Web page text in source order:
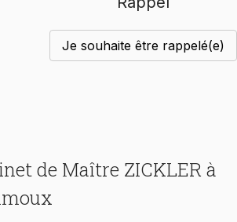
Je souhaite être rappelé(e)
de Maître ZICKLER à